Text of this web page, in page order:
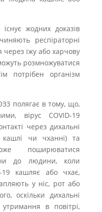
жодних доказів
респіраторні
їжу або харчову
розмножуватися
потрібен організм
полягає в тому, що,
вірус COVID-19
через дихальні
чи чханні) та
поширюватися
до людини, коли
19 кашляє або чхає,
у ніс, рот або
оскільки дихальні
в повітрі,